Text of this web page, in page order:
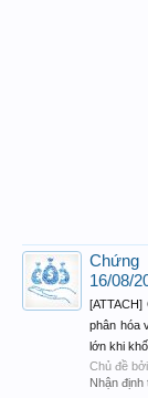
16/08/
phân hóa
lớn khi
Chủ đề
Nhận